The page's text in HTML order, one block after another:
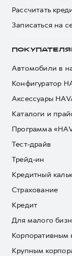
Рассчитать
Записаться на
Автомобили в
Конфигуратор
Аксессуары
Каталоги и
Программа
Тест-драйв
Трейд-ин
Кредитный
Страхование
Кредит
Для малого
Корпоративным
Крупным